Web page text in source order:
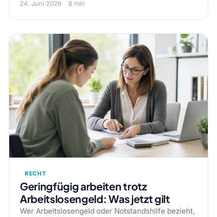
24. Juni 2026 8 min
RECHT
Geringfügig arbeiten trotz
Arbeitslosengeld: Was jetzt gilt
Wer Arbeitslosengeld oder Notstandshilfe bezieht,